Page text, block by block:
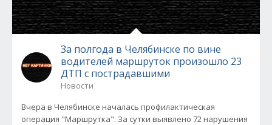
За полгода в Челябинске по вине
водителей маршруток произошло 23
ДТП с пострадавшими
Новости
Вчера в Челябинске началась профилактическая
операция "Маршрутка". За сутки выявлено 72 нарушения